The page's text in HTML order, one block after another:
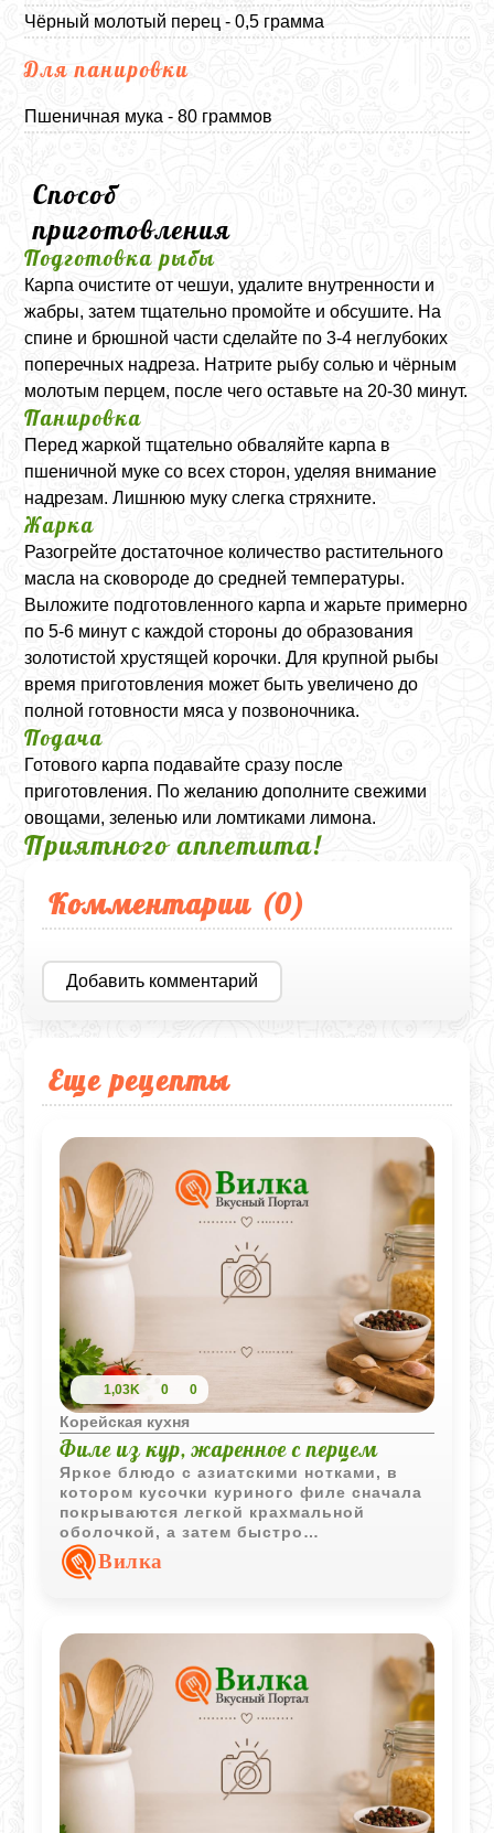
Чёрный молотый перец - 0,5 грамма
Для панировки
Пшеничная мука - 80 граммов
Способ
приготовления
Подготовка рыбы
Карпа очистите от чешуи, удалите внутренности и
жабры, затем тщательно промойте и обсушите. На
спине и брюшной части сделайте по 3-4 неглубоких
поперечных надреза. Натрите рыбу солью и чёрным
молотым перцем, после чего оставьте на 20-30 минут.
Панировка
Перед жаркой тщательно обваляйте карпа в
пшеничной муке со всех сторон, уделяя внимание
надрезам. Лишнюю муку слегка стряхните.
Жарка
Разогрейте достаточное количество растительного
масла на сковороде до средней температуры.
Выложите подготовленного карпа и жарьте примерно
по 5-6 минут с каждой стороны до образования
золотистой хрустящей корочки. Для крупной рыбы
время приготовления может быть увеличено до
полной готовности мяса у позвоночника.
Подача
Готового карпа подавайте сразу после
приготовления. По желанию дополните свежими
овощами, зеленью или ломтиками лимона.
Приятного аппетита!
Комментарии (0)
Добавить комментарий
Еще рецепты
1,03K 0 0
Корейская кухня
Филе из кур, жаренное с перцем
Яркое блюдо с азиатскими нотками, в
котором кусочки куриного филе сначала
покрываются легкой крахмальной
оболочкой, а затем быстро
обжариваются вместе со сладковато-
острым перцем и луком. Получается
Вилка